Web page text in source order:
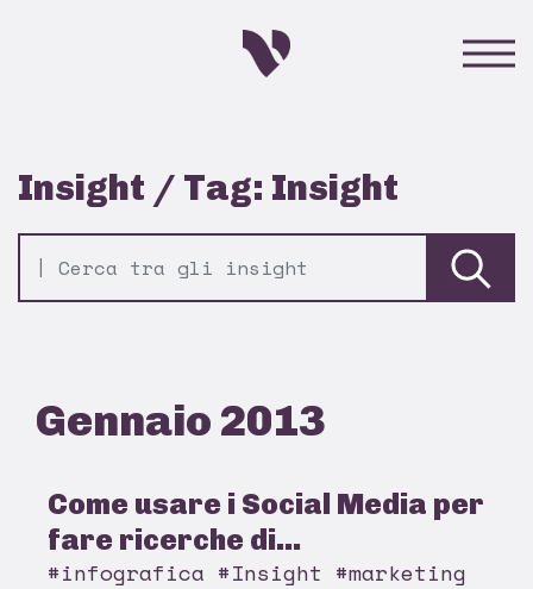
Insight / Tag: Insight
Gennaio 2013
Come usare i Social Media per
fare ricerche di...
#infografica #Insight #marketing